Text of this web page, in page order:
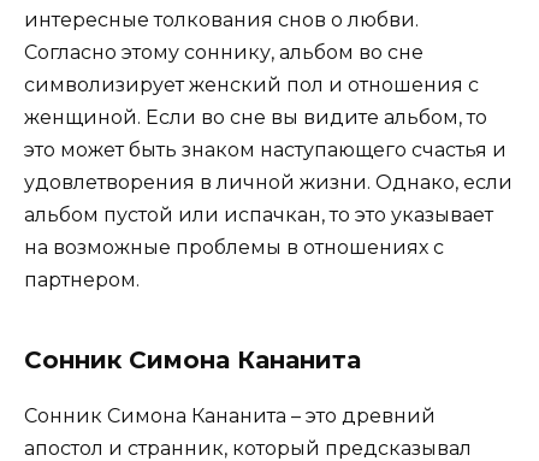
интересные толкования снов о любви.
Согласно этому соннику, альбом во сне
символизирует женский пол и отношения с
женщиной. Если во сне вы видите альбом, то
это может быть знаком наступающего счастья и
удовлетворения в личной жизни. Однако, если
альбом пустой или испачкан, то это указывает
на возможные проблемы в отношениях с
партнером.
Сонник Симона Кананита
Сонник Симона Кананита – это древний
апостол и странник, который предсказывал